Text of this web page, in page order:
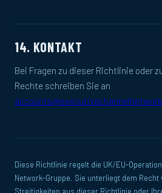
14. KONTAKT
Bei Fragen zu dieser Richtlinie oder
Rechte schreiben Sie an
Diese Richtlinie regelt die UK/EU-
Network-Gruppe. Sie unterliegt dem Recht